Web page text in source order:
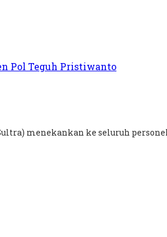
menekankan ke seluruh